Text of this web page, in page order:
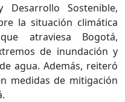
Sostenible,
la situación climática
atraviesa Bogotá,
de inundación y
agua. Además, reiteró
medidas de mitigación